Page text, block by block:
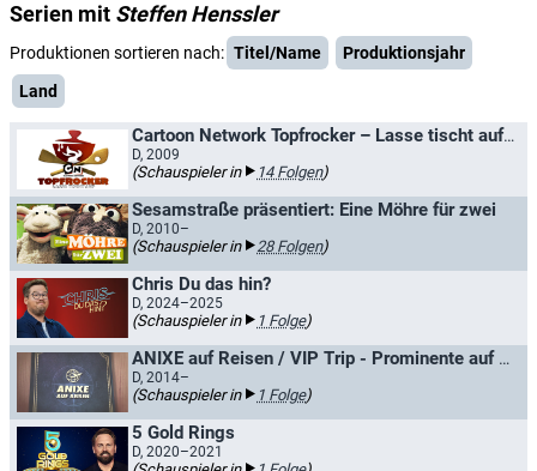
Serien mit Steffen Henssler
Produktionen sortieren nach: Titel/Name
Produktionsjahr
Land
Cartoon Network Topfrocker – Lasse tischt auf / Topfrocker - Lasse tischt auf
D, 2009
(Schauspieler in 14 Folgen)
Sesamstraße präsentiert: Eine Möhre für zwei
D, 2010–
(Schauspieler in 28 Folgen)
Chris Du das hin?
D, 2024–2025
(Schauspieler in 1 Folge)
ANIXE auf Reisen / VIP Trip - Prominente auf Reisen
D, 2014–
(Schauspieler in 1 Folge)
5 Gold Rings
D, 2020–2021